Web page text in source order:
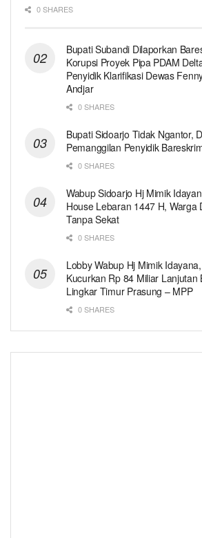
0 SHARES
Bupati Subandi Dilaporkan
Korupsi Proyek Pipa PDAM
Penyidik Klarifikasi Dewas
Andjar
0 SHARES
Bupati Sidoarjo Tidak Ngantor,
Pemanggilan Penyidik
0 SHARES
Wabup Sidoarjo Hj Mimik
House Lebaran 1447 H, Warga
Tanpa Sekat
0 SHARES
Lobby Wabup Hj Mimik
Kucurkan Rp 84 Miliar Lanjutan
Lingkar Timur Prasung – MPP
0 SHARES